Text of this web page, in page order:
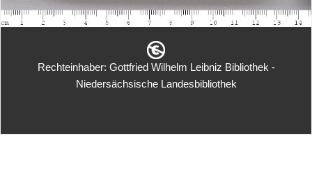
Rechteinhaber: Gottfried Wilhelm Leibniz Bibliothek -
Niedersächsische Landesbibliothek